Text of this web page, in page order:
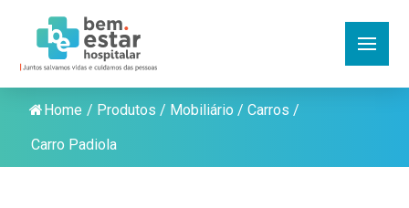
Home / Produtos / Mobiliário / Carros /
Carro Padiola